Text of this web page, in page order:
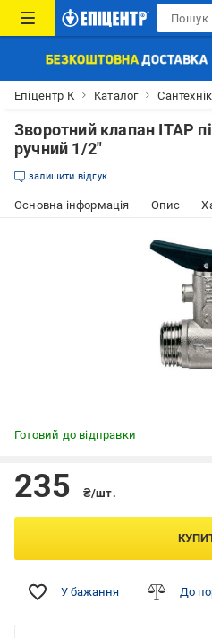
Епіцентр К Каталог
Зворотний клапан ITAP
ручний 1/2"
залишити відгук
Основна інформація Опис
Готовий до відправки
235 ₴/шт.
У бажання До